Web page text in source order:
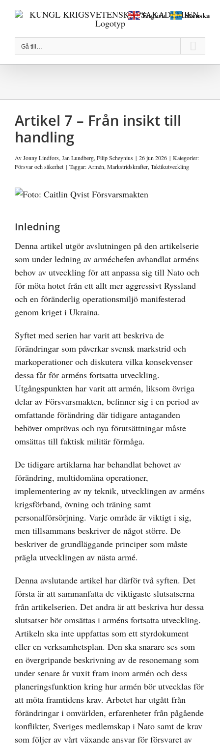
Gå till…
Artikel 7 – Från insikt till
handling
AvJonny Lindfors, Jan Lundberg, Filip Scheynius | 26 jun 2026 | Kategorier:
Försvar och säkerhet | Taggar: Armén, Markstridskrafter, Taktikutveckling
Visa
bild
Inledning
Denna artikel utgör avslutningen på den artikelserie
som under ledning av arméchefen avhandlat arméns
behov av utveckling för att anpassa sig till Nato och
för möta hotet från ett allt mer aggressivt Ryssland
och en föränderlig operationsmiljö manifesterad
genom kriget i Ukraina.
Syftet med serien har varit att beskriva de
förändringar som påverkar svensk markstrid och
markoperationer och diskutera vilka konsekvenser
dessa får för arméns fortsatta utveckling.
Utgångspunkten har varit att armén, liksom övriga
delar av Försvarsmakten, befinner sig i en period av
omfattande förändring där tidigare antaganden
behöver omprövas och nya förutsättningar måste
omsättas till faktisk militär förmåga.
De tidigare artiklarna har behandlat behovet av
förändring, multidomäna operationer,
implementering av ny teknik, utvecklingen av arméns
krigsförband, övning och träning samt
personalförsörjning. Varje område är viktigt i sig,
men tillsammans beskriver de något större. De
beskriver de grundläggande principer som måste
prägla utvecklingen av nästa armé.
Denna avslutande artikel har därför två syften. Det
första är att sammanfatta de viktigaste slutsatserna
från artikelserien. Det andra är att beskriva hur dessa
slutsatser bör omsättas i arméns fortsatta utveckling.
Artikeln ska inte uppfattas som ett styrdokument
eller en verksamhetsplan. Den ska snarare ses som
en övergripande beskrivning av de resonemang som
under senare år vuxit fram inom armén och dess
planeringsfunktion kring hur armén bör utvecklas för
att möta framtidens krav. Arbetet har utgått från
förändringar i omvärlden, erfarenheter från pågående
konflikter, Sveriges medlemskap i Nato samt de krav
som följer av vårt växande ansvar för försvaret av
English Svenska